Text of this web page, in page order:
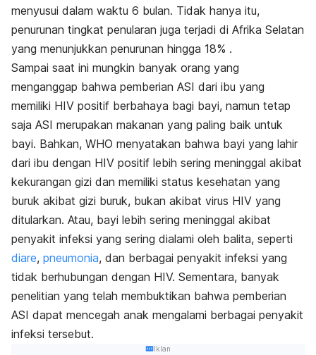
menyusui dalam waktu 6 bulan. Tidak hanya itu,
penurunan tingkat penularan juga terjadi di Afrika Selatan
yang menunjukkan penurunan hingga 18% .
Sampai saat ini mungkin banyak orang yang
menganggap bahwa pemberian ASI dari ibu yang
memiliki HIV positif berbahaya bagi bayi, namun tetap
saja ASI merupakan makanan yang paling baik untuk
bayi. Bahkan, WHO menyatakan bahwa bayi yang lahir
dari ibu dengan HIV positif lebih sering meninggal akibat
kekurangan gizi dan memiliki status kesehatan yang
buruk akibat gizi buruk, bukan akibat virus HIV yang
ditularkan. Atau, bayi lebih sering meninggal akibat
penyakit infeksi yang sering dialami oleh balita, seperti
diare, pneumonia, dan berbagai penyakit infeksi yang
tidak berhubungan dengan HIV. Sementara, banyak
penelitian yang telah membuktikan bahwa pemberian
ASI dapat mencegah anak mengalami berbagai penyakit
infeksi tersebut.
Iklan